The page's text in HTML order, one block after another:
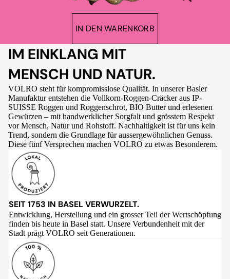
IN DEN WARENKORB
IM EINKLANG MIT
MENSCH UND NATUR.
VOLRO steht für kompromisslose Qualität. In unserer Basler
Manufaktur entstehen die Vollkorn-Roggen-Cräcker aus IP-
SUISSE Roggen und Roggenschrot, BIO Butter und erlesenen
Gewürzen – mit handwerklicher Sorgfalt und grösstem Respekt
vor Mensch, Natur und Rohstoff. Nachhaltigkeit ist für uns kein
Trend, sondern die Grundlage für aussergewöhnlichen Genuss.
Diese fünf Versprechen machen VOLRO zu etwas Besonderem.
SEIT 1753 IN BASEL VERWURZELT.
Entwicklung, Herstellung und ein grosser Teil der Wertschöpfung
finden bis heute in Basel statt. Unsere Verbundenheit mit der
Stadt prägt VOLRO seit Generationen.